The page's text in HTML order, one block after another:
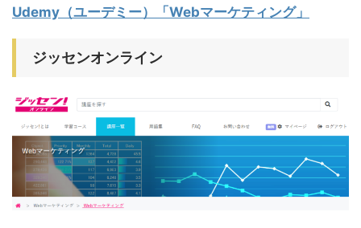
Udemy（ユーデミー）「Webマーケティング」
ジッセンオンライン